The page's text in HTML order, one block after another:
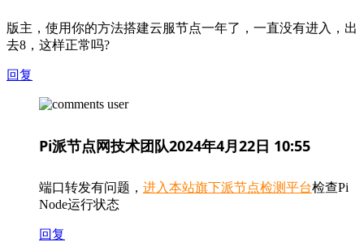
版主，使用你的方法搭建云服节点一年了，一直没有进入，出
去8，这样正常吗?
回复
Pi派节点网技术团队2024年4月22日 10:55
端口转发有问题， 进入本站旗下派节点检测平台检查Pi
Node运行状态
回复